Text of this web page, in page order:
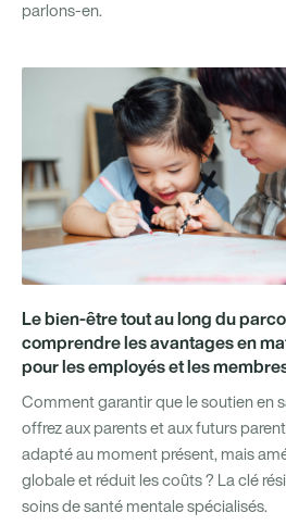
parlons-en.
Le bien-être tout au long du
comprendre les avantages en
pour les employés et les
Comment garantir que le soutien en
offrez aux parents et aux futurs
adapté au moment présent, mais
globale et réduit les coûts ? La clé
soins de santé mentale spécialisés.